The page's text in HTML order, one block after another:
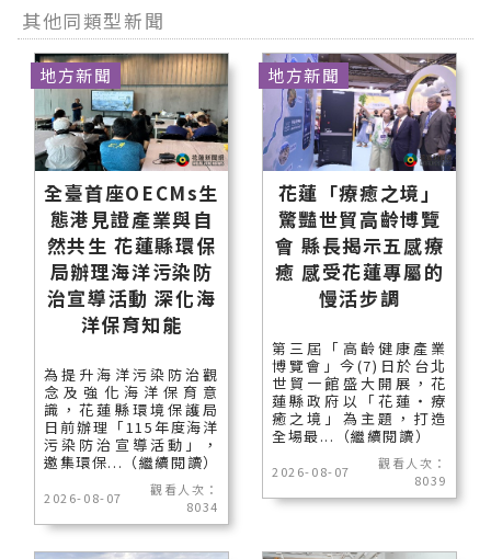
其他同類型新聞
全臺首座OECMs生
態港見證產業與自
然共生 花蓮縣環保
局辦理海洋污染防
治宣導活動 深化海
洋保育知能
為提升海洋污染防治觀
念及強化海洋保育意
識，花蓮縣環境保護局
日前辦理「115年度海洋
污染防治宣導活動」，
邀集環保...（繼續閱讀）
2026-08-07
觀看人次：
8034
地方新聞
花蓮「療癒之境」
驚豔世貿高齡博覽
會 縣長揭示五感療
癒 感受花蓮專屬的
慢活步調
第三屆「高齡健康產業
博覽會」今(7)日於台北
世貿一館盛大開展，花
蓮縣政府以「花蓮‧療
癒之境」為主題，打造
全場最...（繼續閱讀）
2026-08-07
觀看人次：
8039
地方新聞